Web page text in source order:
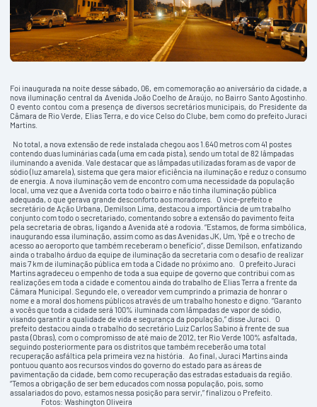
Foi inaugurada na noite desse sábado, 06, em comemoração ao aniversário da cidade, a
nova iluminação central da Avenida João Coelho de Araújo, no Bairro Santo Agostinho.
O evento contou com a presença de diversos secretários municipais, do Presidente da
Câmara de Rio Verde, Elias Terra, e do vice Celso do Clube, bem como do prefeito Juraci
Martins.
No total, a nova extensão de rede instalada chegou aos 1.640 metros com 41 postes
contendo duas luminárias cada (uma em cada pista), sendo um total de 82 lâmpadas
iluminando a avenida. Vale destacar que as lâmpadas utilizadas foram as de vapor de
sódio (luz amarela), sistema que gera maior eficiência na iluminação e reduz o consumo
de energia. A nova iluminação vem de encontro com uma necessidade da população
local, uma vez que a Avenida corta todo o bairro e não tinha iluminação pública
adequada, o que gerava grande desconforto aos moradores. O vice-prefeito e
secretário de Ação Urbana, Demilson Lima, destacou a importância de um trabalho
conjunto com todo o secretariado, comentando sobre a extensão do pavimento feita
pela secretaria de obras, ligando a Avenida até a rodovia. “Estamos, de forma simbólica,
inaugurando essa iluminação, assim como as das Avenidas JK, Um, Ypê e o trecho de
acesso ao aeroporto que também receberam o benefício”, disse Demilson, enfatizando
ainda o trabalho árduo da equipe de iluminação da secretaria com o desafio de realizar
mais 7 km de iluminação pública em toda a Cidade no próximo ano. O prefeito Juraci
Martins agradeceu o empenho de toda a sua equipe de governo que contribui com as
realizações em toda a cidade e comentou ainda do trabalho de Elias Terra a frente da
Câmara Municipal. Segundo ele, o vereador vem cumprindo a primazia de honrar o
nome e a moral dos homens públicos através de um trabalho honesto e digno. “Garanto
a vocês que toda a cidade será 100% iluminada com lâmpadas de vapor de sódio,
visando garantir a qualidade de vida e segurança da população,” disse Juraci. O
prefeito destacou ainda o trabalho do secretário Luiz Carlos Sabino à frente de sua
pasta (Obras), com o compromisso de até maio de 2012, ter Rio Verde 100% asfaltada,
seguindo posteriormente para os distritos que também receberão uma total
recuperação asfáltica pela primeira vez na história. Ao final, Juraci Martins ainda
pontuou quanto aos recursos vindos do governo do estado para as áreas de
pavimentação da cidade, bem como recuperação das estradas estaduais da região.
“Temos a obrigação de ser bem educados com nossa população, pois, somo
assalariados do povo, estamos nessa posição para servir,” finalizou o Prefeito.
Fotos: Washington Oliveira